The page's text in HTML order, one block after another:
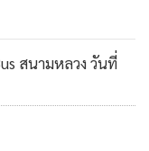
อกไปยังประเทศสมา
หรัฐ คิดเป็น 57%
คนตกงานเพิ่ม ขยับสู่
า!
สนามหลวง วันที่